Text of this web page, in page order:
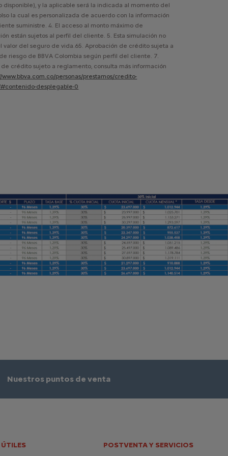
disponible), y la aplicable será la indicada al momento del
la cual es personalizada de acuerdo con la información
suministre. 4. El acceso al monto máximo de
están sujetos al perfil del cliente. 5. Esta simulación no
valor del seguro de vida.65. Aprobación de crédito sujeta a
riesgo de BBVA Colombia según perfil del cliente. 7.
de crédito sujeto a reglamento, consulta más información
www.bbva.com.co/personas/prestamos/credito-
desplegable-0
Nuestros puntos de venta
ÚTILES POSTVENTA Y SERVICIOS